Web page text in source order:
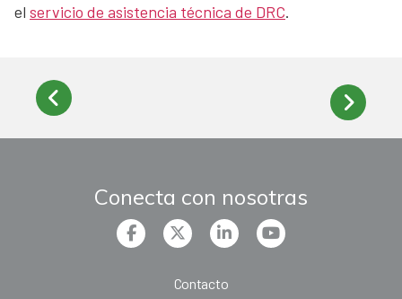
el servicio de asistencia técnica de DRC.
Conecta con nosotras
Contacto